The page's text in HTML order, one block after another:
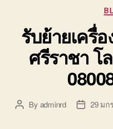
รับย้ายเครื่
ศรีราชา โ
PostBy adminrd
Post29 มก